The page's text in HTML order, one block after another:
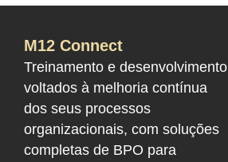
M12 Connect
Treinamento e desenvolvimento
voltados à melhoria contínua
dos seus processos
organizacionais, com soluções
completas de BPO para